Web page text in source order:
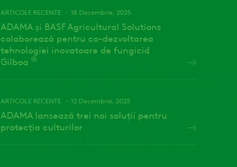
ARTICOLE RECENTE 18 Decembrie, 2025
ADAMA și BASF Agricultural Solutions
colaborează pentru co-dezvoltarea
tehnologiei inovatoare de fungicid
Gilboa ®
ARTICOLE RECENTE 12 Decembrie, 2025
ADAMA lansează trei noi soluții pentru
protecția culturilor